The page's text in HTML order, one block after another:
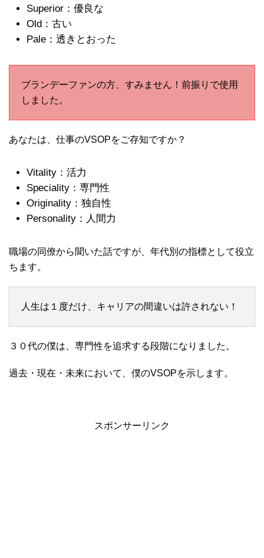
Superior：優良な
Old：古い
Pale：透きとおった
ブランデーファンの方、すみません！前振りで使用
しました。
あなたは、仕事のVSOPをご存知ですか？
Vitality：活力
Speciality：専門性
Originality：独自性
Personality：人間力
職場の同僚から聞いた話ですが、年代別の指標として役立
ちます。
人生は１度だけ、キャリアの間違いは許されない！
３０代の僕は、専門性を追求する段階になりました。
過去・現在・未来において、僕のVSOPを示します。
スポンサーリンク